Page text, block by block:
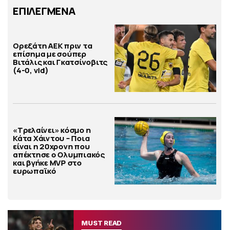
ΕΠΙΛΕΓΜΕΝΑ
Ορεξάτη ΑΕΚ πριν τα
επίσημα με σούπερ
Βιτάλις και Γκατσίνοβιτς
(4-0, vid)
«Τρελαίνει» κόσμο η
Κάτα Χάιντου – Ποια
είναι η 20χρονη που
απέκτησε ο Ολυμπιακός
και βγήκε MVP στο
ευρωπαϊκό
MUST READ